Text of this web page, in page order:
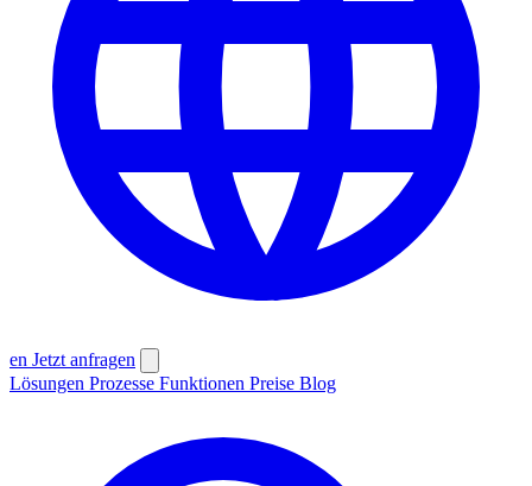
en Jetzt anfragen
Lösungen Prozesse Funktionen Preise Blog